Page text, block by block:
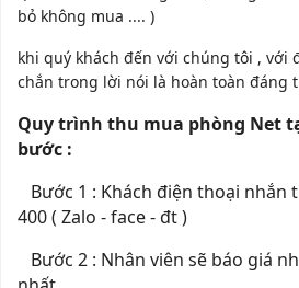
bỏ không mua .... )
khi quý khách đến với chúng tôi , với
chắn trong lời nói là hoàn toàn đáng
Quy trình thu mua phòng Net
bước :
Bước 1 : Khách điện thoại nhắn
400 ( Zalo - face - đt )
Bước 2 : Nhân viên sẽ báo giá